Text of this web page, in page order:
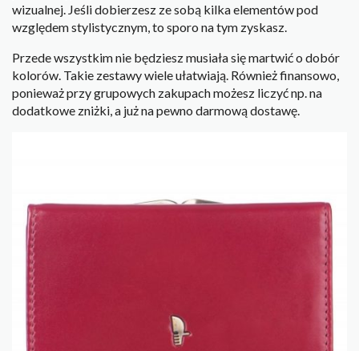
wizualnej. Jeśli dobierzesz ze sobą kilka elementów pod
względem stylistycznym, to sporo na tym zyskasz.
Przede wszystkim nie będziesz musiała się martwić o dobór
kolorów. Takie zestawy wiele ułatwiają. Również finansowo,
ponieważ przy grupowych zakupach możesz liczyć np. na
dodatkowe zniżki, a już na pewno darmową dostawę.